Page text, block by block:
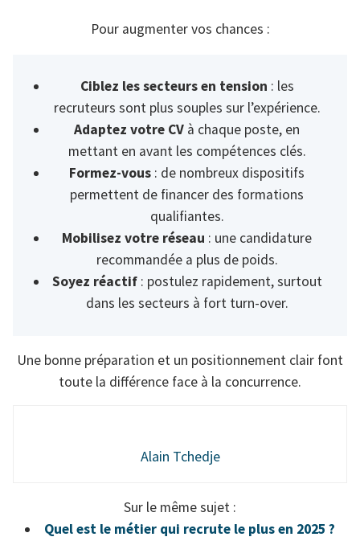
Pour augmenter vos chances :
Ciblez les secteurs en tension : les
recruteurs sont plus souples sur l’expérience.
Adaptez votre CV à chaque poste, en
mettant en avant les compétences clés.
Formez-vous : de nombreux dispositifs
permettent de financer des formations
qualifiantes.
Mobilisez votre réseau : une candidature
recommandée a plus de poids.
Soyez réactif: postulez rapidement, surtout
dans les secteurs à fort turn-over.
Une bonne préparation et un positionnement clair font
toute la différence face à la concurrence.
Alain Tchedje
Sur le même sujet :
Quel est le métier qui recrute le plus en 2025 ?